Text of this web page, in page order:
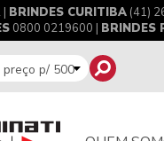
BRINDES CURITIBA(41)
0800 0219600 | BRINDES